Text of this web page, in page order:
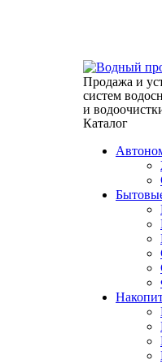
Продажа и
систем
и
Каталог